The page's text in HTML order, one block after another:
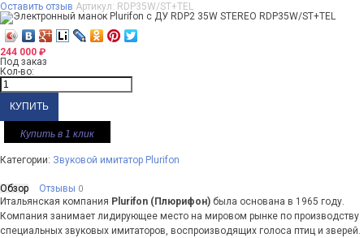
Оставить отзыв Артикул: RDP35W/ST+TEL
244 000 ₽
Под заказ
Кол-во:
Купить в 1 клик
Категории: Звуковой имитатор Plurifon
Обзор Отзывы 0
Итальянская компания Plurifon (Плюрифон) была основана в 1965 году.
Компания занимает лидирующее место на мировом рынке по производству
специальных звуковых имитаторов, воспроизводящих голоса птиц и зверей.